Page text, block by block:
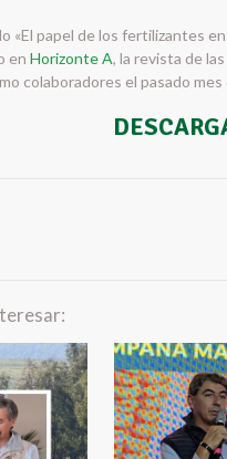
«El papel de los fertilizantes
enHorizonte A, la revista de
colaboradores el pasado